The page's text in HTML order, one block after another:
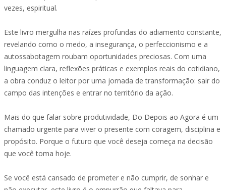
vezes, espiritual.
Este livro mergulha nas raízes profundas do adiamento constante,
revelando como o medo, a insegurança, o perfeccionismo e a
autossabotagem roubam oportunidades preciosas. Com uma
linguagem clara, reflexões práticas e exemplos reais do cotidiano,
a obra conduz o leitor por uma jornada de transformação: sair do
campo das intenções e entrar no território da ação.
Mais do que falar sobre produtividade, Do Depois ao Agora é um
chamado urgente para viver o presente com coragem, disciplina e
propósito. Porque o futuro que você deseja começa na decisão
que você toma hoje.
Se você está cansado de prometer e não cumprir, de sonhar e